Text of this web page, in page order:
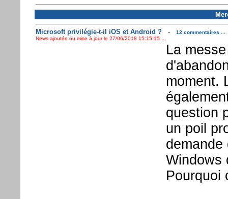
Microsoft privilégie-t-il iOS et Android ?-
12 commentaires ...
News ajoutée ou mise à jour le 27/06/2018 15:15:15 ...
La
moment.
question
un poil
Windows
Pourquoi